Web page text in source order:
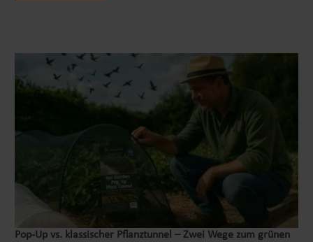
Pop‑Up vs. klassischer Pflanztunnel – Zwei Wege zum grünen